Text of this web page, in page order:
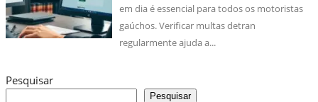
em dia é essencial para todos os motoristas
gaúchos. Verificar multas detran
regularmente ajuda a...
Pesquisar
Pesquisar